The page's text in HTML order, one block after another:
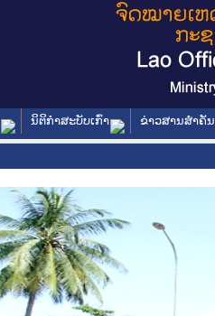
ນິຕິກໍາສະບັບເກົ່າ ຂ່າວສານສໍາຄັນ